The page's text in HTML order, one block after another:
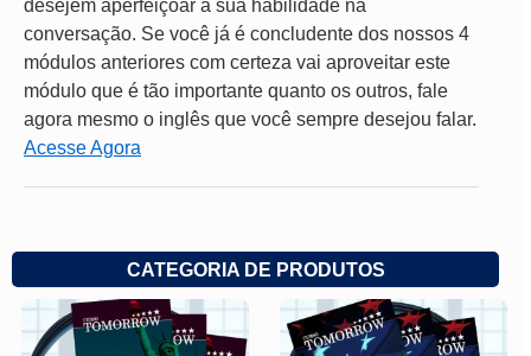
desejem aperfeiçoar a sua habilidade na
conversação. Se você já é concludente dos nossos 4
módulos anteriores com certeza vai aproveitar este
módulo que é tão importante quanto os outros, fale
agora mesmo o inglês que você sempre desejou falar.
Acesse Agora
CATEGORIA DE PRODUTOS